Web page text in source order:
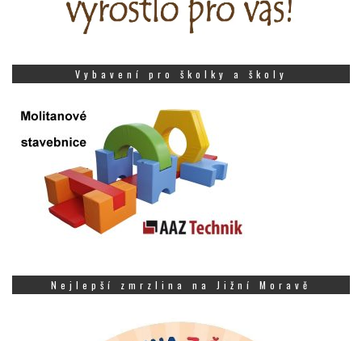
Vybavení pro školky a školy
Nejlepší zmrzlina na Jižní Moravě